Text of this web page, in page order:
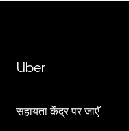
Uber
सहायता केंद्र पर जाएँ